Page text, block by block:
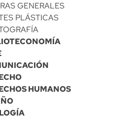
GENERALES
PLÁSTICAS
HUMANOS